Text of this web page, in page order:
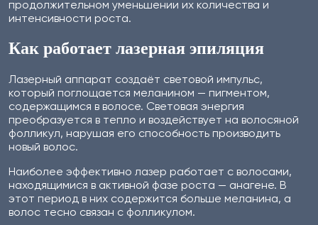
продолжительном уменьшении их количества и
интенсивности роста.
Как работает лазерная эпиляция
Лазерный аппарат создаёт световой импульс,
который поглощается меланином — пигментом,
содержащимся в волосе. Световая энергия
преобразуется в тепло и воздействует на волосяной
фолликул, нарушая его способность производить
новый волос.
Наиболее эффективно лазер работает с волосами,
находящимися в активной фазе роста — анагене. В
этот период в них содержится больше меланина, а
волос тесно связан с фолликулом.